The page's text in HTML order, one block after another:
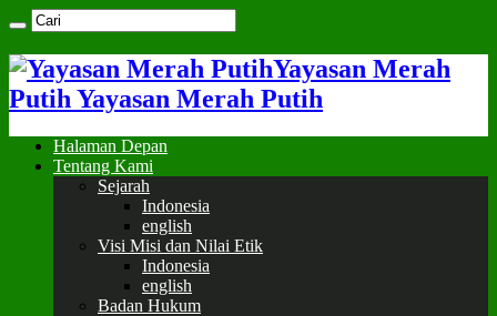
Yayasan Merah
Putih Yayasan Merah Putih
Halaman Depan
Tentang Kami
Sejarah
Indonesia
english
Visi Misi dan Nilai Etik
Indonesia
english
Badan Hukum